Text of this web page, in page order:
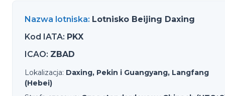
Nazwa lotniska: Lotnisko Beijing Daxing
Kod IATA: PKX
ICAO: ZBAD
Lokalizacja: Daxing, Pekin i Guangyang, Langfang
(Hebei)